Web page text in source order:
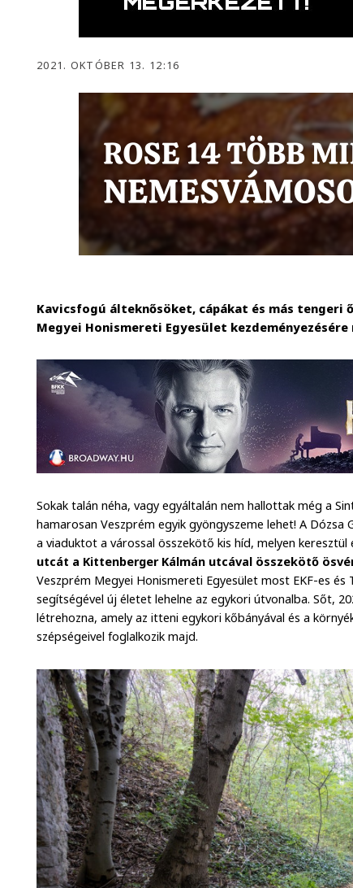
2021. OKTÓBER 13. 12:16
Kavicsfogú álteknősöket, cápákat és más tengeri
Megyei Honismereti Egyesület
Sokak talán néha, vagy egyáltalán nem hallottak még a
hamarosan Veszprém egyik gyöngyszeme lehet! A
a viaduktot a várossal összekötő kis híd, melyen
utcát a Kittenberger Kálmán utcával összekötő
Veszprém Megyei Honismereti Egyesület most EKF-es
segítségével új életet lehelne az egykori útvonalba. Sőt,
létrehozna, amely az itteni egykori kőbányával és a
szépségeivel foglalkozik majd.